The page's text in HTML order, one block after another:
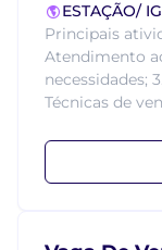
ESTAÇÃO/
Principais
Atendimento
necessidades;
Técnicas de